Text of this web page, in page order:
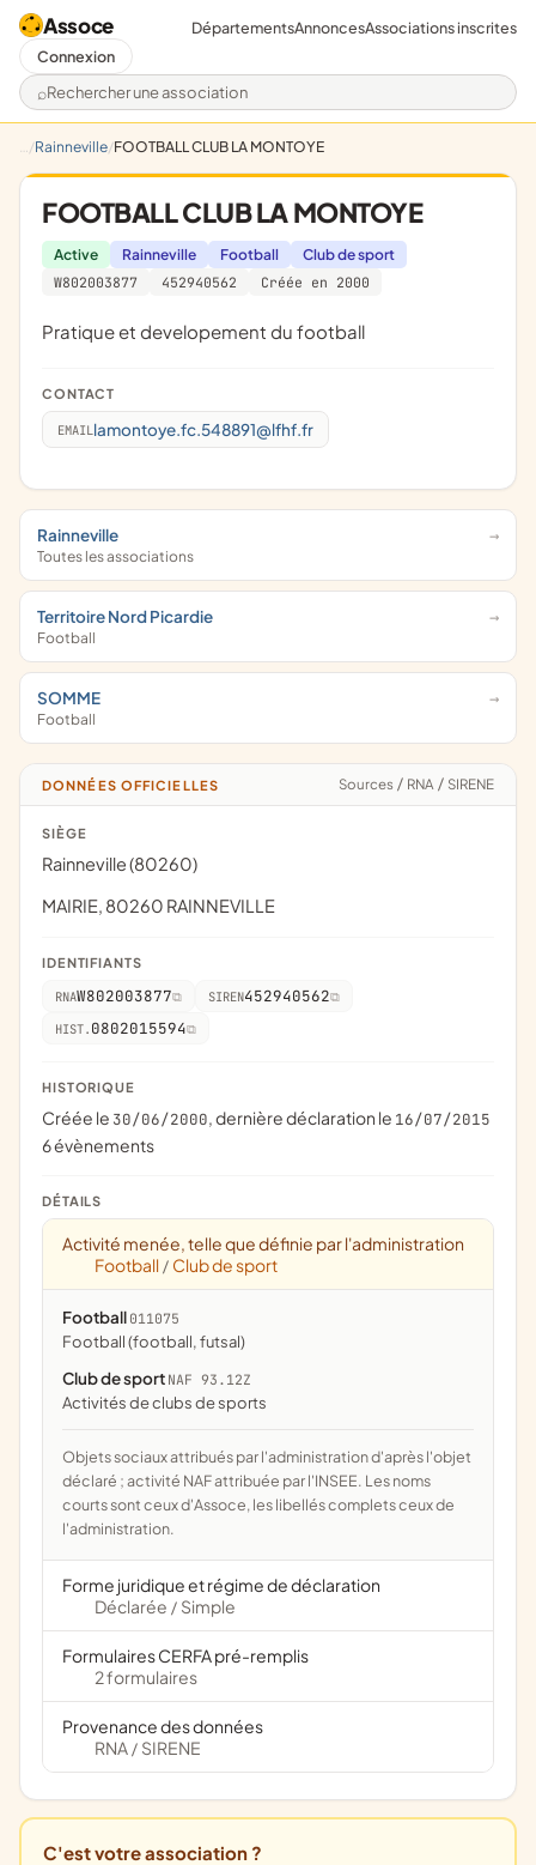
Assoce
Rechercher une association
DépartementsAnnoncesAssociations inscrites
Connexion
Rainneville FOOTBALL CLUB LA MONTOYE
FOOTBALL CLUB LA MONTOYE
Active Rainneville Football
Club de sport
W802003877
452940562 Créée en 2000
pratique et developement du football
CONTACT
EMAIL lamontoye.fc.548891@lfhf.fr
Rainneville
Toutes les associations
Territoire Nord Picardie
Football
SOMME
Football
DONNÉES OFFICIELLES Sources / RNA / SIRENE
SIÈGE
Rainneville (80260)
MAIRIE, 80260 RAINNEVILLE
IDENTIFIANTS
RNAW802003877 SIREN452940562
HIST. 0802015594
HISTORIQUE
Créée le 30/06/2000, dernière déclaration le 16/07/2015
6 évènements
DÉTAILS
Activité menée, telle que définie par l'administration
Football / Club de sport
Football 011075
Football (football, futsal)
Club de sport NAF 93.12Z
Activités de clubs de sports
Objets sociaux attribués par l'administration d'après l'objet
déclaré ; activité NAF attribuée par l'INSEE. Les noms
courts sont ceux d'Assoce, les libellés complets ceux de
l'administration.
Forme juridique et régime de déclaration
Déclarée / Simple
Formulaires CERFA pré-remplis
2 formulaires
Provenance des données
RNA / SIRENE
C'est votre association ?